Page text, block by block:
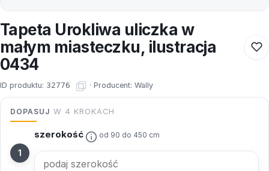
Tapeta Urokliwa uliczka w
małym miasteczku, ilustracja
0434
ID produktu: 32776 · Producent: Wally
DOPASUJ W 4 KROKACH
szerokość od 90 do 450 cm